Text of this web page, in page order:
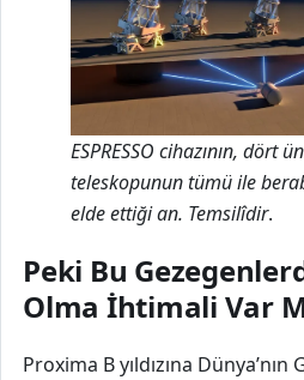
ESPRESSO cihazının, dört
teleskopunun tümü ile
elde ettiği an. Temsilîdir.
Peki Bu
Olma İhtimali Var
Proxima B yıldızına Dünya’nın